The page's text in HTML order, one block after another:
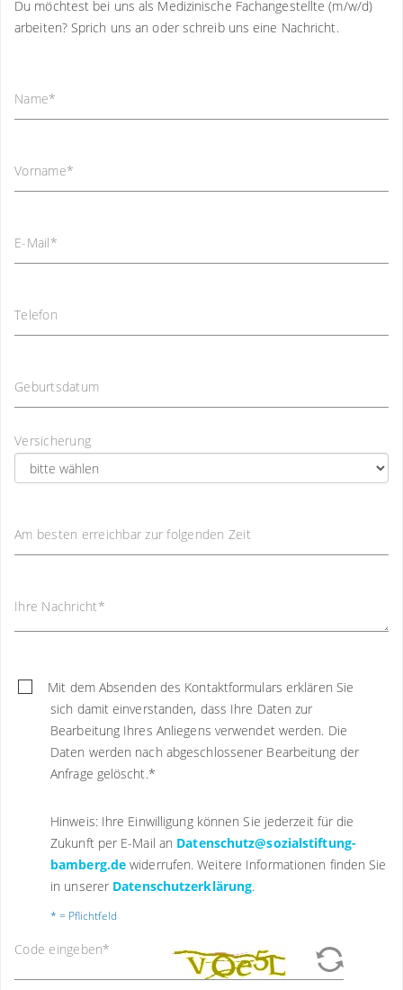
Du möchtest bei uns als Medizinische Fachangestellte (m/w/d)
arbeiten? Sprich uns an oder schreib uns eine Nachricht.
Name*
Vorname*
E-Mail*
Telefon
Geburtsdatum
Versicherung
Am besten erreichbar zur folgenden Zeit
Ihre Nachricht*
Mit dem Absenden des Kontaktformulars erklären Sie
sich damit einverstanden, dass Ihre Daten zur
Bearbeitung Ihres Anliegens verwendet werden. Die
Daten werden nach abgeschlossener Bearbeitung der
Anfrage gelöscht.*
Hinweis: Ihre Einwilligung können Sie jederzeit für die
Zukunft per E-Mail an Datenschutz@sozialstiftung-
bamberg.de widerrufen. Weitere Informationen finden Sie
in unserer Datenschutzerklärung.
* = Pflichtfeld
Code eingeben*